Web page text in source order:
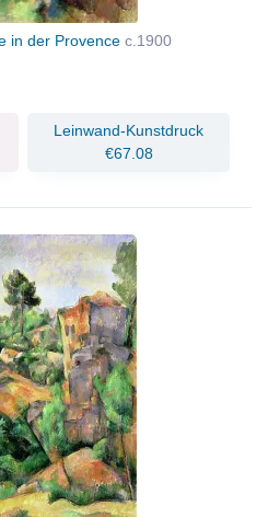
in der Provence c.1900
Leinwand-Kunstdruck
€67.08